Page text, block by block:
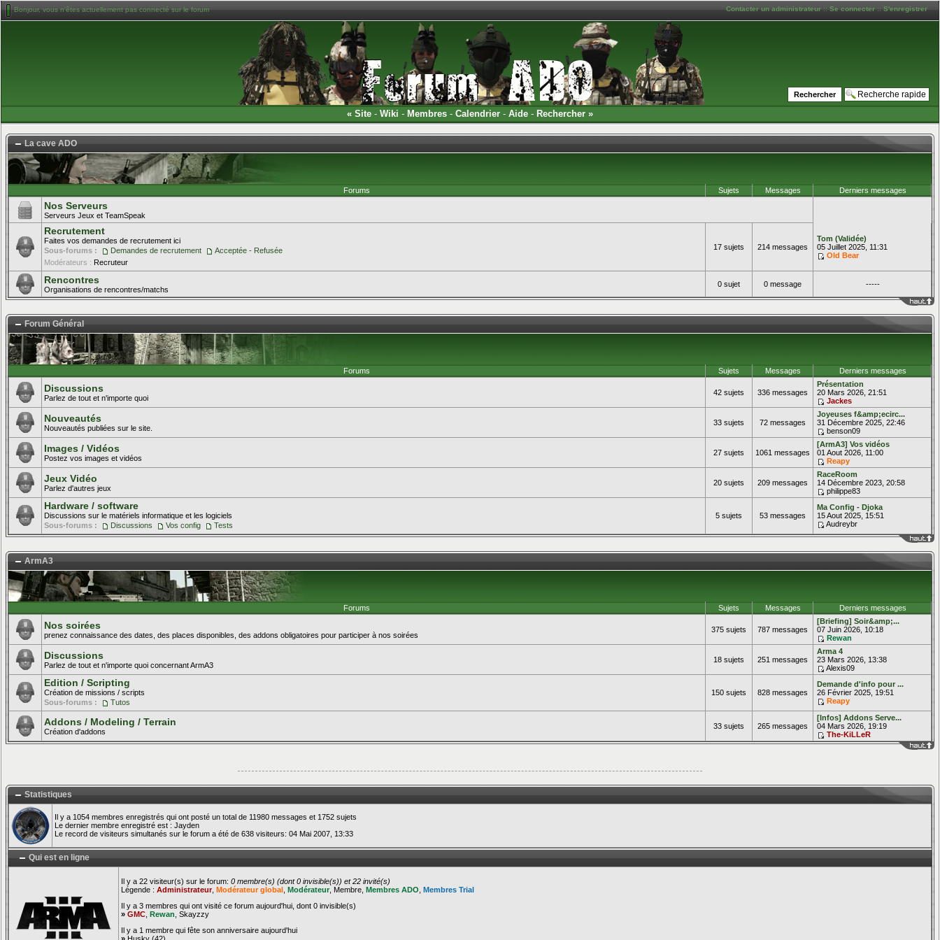
Bonjour, vous n'êtes actuellement pas connecté sur le forum Contacter un administrateur::Se connecter::S'enregistrer
« Site - Wiki - Membres - Calendrier - Aide - Rechercher »
La cave ADO
Forums Sujets Messages Derniers messages
Nos Serveurs
Serveurs Jeux et TeamSpeak
Recrutement
Faites vos demandes de recrutement ici
Sous-forums :
Demandes de recrutement
Acceptée - Refusée
Modérateurs : Recruteur
17 sujets 214 messages
Tom (Validée)
05 Juillet 2025, 11:31
Old Bear
Rencontres
Organisations de rencontres/matchs
0 sujet 0 message -----
____
Forum Général
Forums Sujets Messages Derniers messages
Discussions
Parlez de tout et n'importe quoi
42 sujets 336 messages
Présentation
20 Mars 2026, 21:51
Jackes
Nouveautés
Nouveautés publiées sur le site.
33 sujets 72 messages
Joyeuses f&amp;ecirc...
31 Décembre 2025, 22:46
benson09
Images / Vidéos
Postez vos images et vidéos
27 sujets 1061 messages
[ArmA3] Vos vidéos
01 Aout 2026, 11:00
Reapy
Jeux Vidéo
Parlez d'autres jeux
20 sujets 209 messages
RaceRoom
14 Décembre 2023, 20:58
philippe83
Hardware / software
Discussions sur le matériels informatique et les logiciels
Sous-forums :
Discussions Vos config Tests
5 sujets 53 messages
Ma Config - Djoka
15 Aout 2025, 15:51
Audreybr
____
ArmA3
Forums Sujets Messages Derniers messages
Nos soirées
prenez connaissance des dates, des places disponibles, des addons obligatoires pour participer à nos soirées
375 sujets 787 messages
[Briefing] Soir&amp;...
07 Juin 2026, 10:18
Rewan
Discussions
Parlez de tout et n'importe quoi concernant ArmA3
18 sujets 251 messages
Arma 4
23 Mars 2026, 13:38
Alexis09
Edition / Scripting
Création de missions / scripts
Sous-forums :
Tutos
150 sujets 828 messages
Demande d'info pour ...
26 Février 2025, 19:51
Reapy
Addons / Modeling / Terrain
Création d'addons
33 sujets 265 messages
[Infos] Addons Serve...
04 Mars 2026, 19:19
The-KiLLeR
____
Statistiques
Il y a 1054 membres enregistrés qui ont posté un total de 11980 messages et 1752 sujets
Le dernier membre enregistré est : Jayden
Le record de visiteurs simultanés sur le forum a été de 638 visiteurs: 04 Mai 2007, 13:33
Qui est en ligne
Il y a 22 visiteur(s) sur le forum: 0 membre(s) (dont 0 invisible(s)) et 22 invité(s)
Légende : Administrateur, Modérateur global Modérateur, Membre Membres ADO Membres Trial
Il y a 3 membres qui ont visité ce forum aujourd'hui, dont 0 invisible(s)
» GMC Rewan Skayzzy
Il y a 1 membre qui fête son anniversaire aujourd'hui